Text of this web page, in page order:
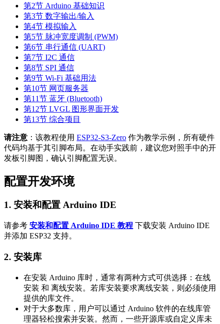
第2节 Arduino 基础知识
第3节 数字输出/输入
第4节 模拟输入
第5节 脉冲宽度调制 (PWM)
第6节 串行通信 (UART)
第7节 I2C 通信
第8节 SPI 通信
第9节 Wi-Fi 基础用法
第10节 网页服务器
第11节 蓝牙 (Bluetooth)
第12节 LVGL 图形界面开发
第13节 综合项目
请注意 ：该教程使用 ESP32-S3-Zero 作为教学示例，所有硬件
代码均基于其引脚布局。在动手实践前，建议您对照手中的开
发板引脚图，确认引脚配置无误。
配置开发环境
1. 安装和配置 Arduino IDE
请参考 安装和配置 Arduino IDE 教程 下载安装 Arduino IDE
并添加 ESP32 支持。
2. 安装库
在安装 Arduino 库时，通常有两种方式可供选择：在线
安装 和 离线安装。若库安装要求离线安装，则必须使用
提供的库文件。
对于大多数库，用户可以通过 Arduino 软件的在线库管
理器轻松搜索并安装。然而，一些开源库或自定义库未